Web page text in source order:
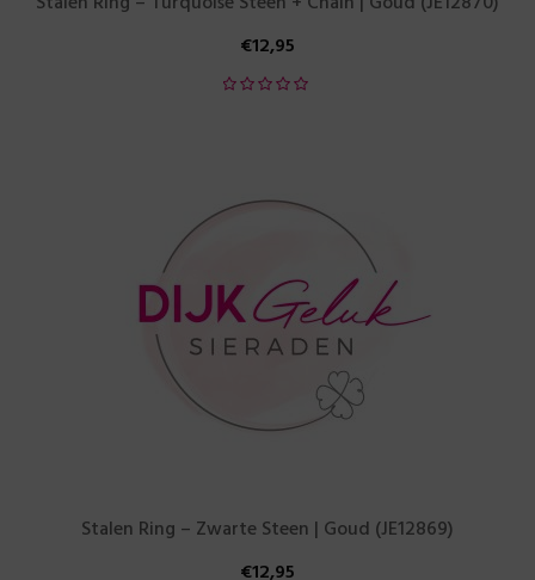
€12,95
Stalen Ring – Zwarte Steen | Goud (JE12869)
€12,95